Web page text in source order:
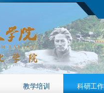
教学培训 科研工作